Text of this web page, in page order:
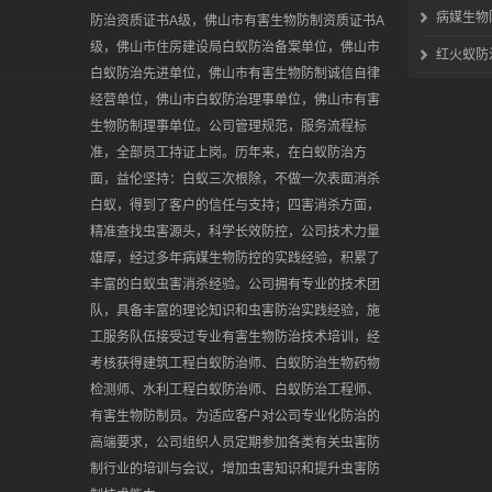
防治资质证书A级，佛山市有害生物防制资质证书A
级，佛山市住房建设局白蚁防治备案单位，佛山市
白蚁防治先进单位，佛山市有害生物防制诚信自律
经营单位，佛山市白蚁防治理事单位，佛山市有害
生物防制理事单位。公司管理规范，服务流程标
准，全部员工持证上岗。历年来，在白蚁防治方
面，益伦坚持：白蚁三次根除，不做一次表面消杀
白蚁，得到了客户的信任与支持；四害消杀方面，
精准查找虫害源头，科学长效防控，公司技术力量
雄厚，经过多年病媒生物防控的实践经验，积累了
丰富的白蚁虫害消杀经验。公司拥有专业的技术团
队，具备丰富的理论知识和虫害防治实践经验，施
工服务队伍接受过专业有害生物防治技术培训，经
考核获得建筑工程白蚁防治师、白蚁防治生物药物
检测师、水利工程白蚁防治师、白蚁防治工程师、
有害生物防制员。为适应客户对公司专业化防治的
高端要求，公司组织人员定期参加各类有关虫害防
制行业的培训与会议，增加虫害知识和提升虫害防
病媒生物
红火蚁防